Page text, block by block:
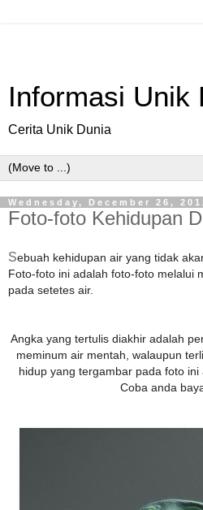
Informasi Unik
Cerita Unik Dunia
Wednesday, December 26,
Foto-foto Kehidupan
Sebuah kehidupan air yang tidak
Foto-foto ini adalah foto-foto melalui
pada setetes air.
Angka yang tertulis diakhir adalah
meminum air mentah, walaupun
hidup yang tergambar pada foto ini
Coba anda